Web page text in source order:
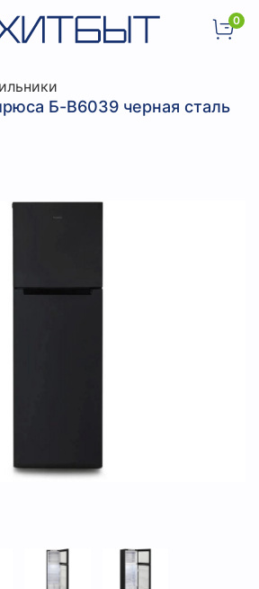
0
Б-B6039 черная сталь